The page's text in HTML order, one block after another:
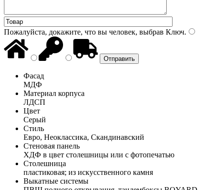
Пожалуйста, докажите, что вы человек, выбрав Ключ.
Фасад
МДФ
Материал корпуса
ЛДСП
Цвет
Серый
Стиль
Евро, Неоклассика, Скандинавский
Стеновая панель
ХДФ в цвет столешницы или с фотопечатью
Столешница
пластиковая; из искусственного камня
Выкатные системы